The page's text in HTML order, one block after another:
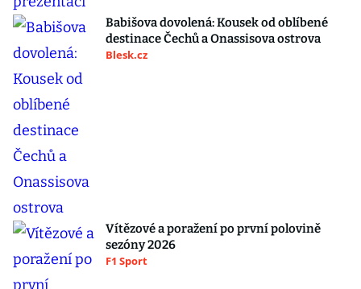
Babišova dovolená: Kousek od oblíbené
destinace Čechů a Onassisova ostrova
Blesk.cz
Vítězové a poražení po první polovině
sezóny 2026
F1 Sport